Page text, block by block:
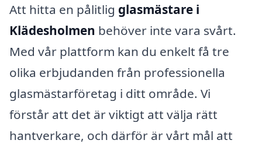
Att hitta en pålitlig glasmästare i
Klädesholmen behöver inte vara svårt.
Med vår plattform kan du enkelt få tre
olika erbjudanden från professionella
glasmästarföretag i ditt område. Vi
förstår att det är viktigt att välja rätt
hantverkare, och därför är vårt mål att